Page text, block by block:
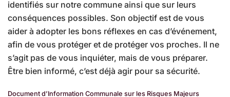
identifiés sur notre commune ainsi que sur leurs
conséquences possibles. Son objectif est de vous
aider à adopter les bons réflexes en cas d’événement,
afin de vous protéger et de protéger vos proches. Il ne
s’agit pas de vous inquiéter, mais de vous préparer.
Être bien informé, c’est déjà agir pour sa sécurité.
Document d’Information Communale sur les Risques Majeurs